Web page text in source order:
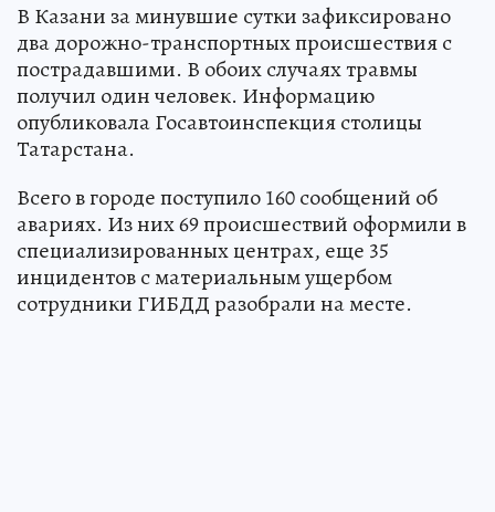
В Казани за минувшие сутки зафиксировано
два дорожно-транспортных происшествия с
пострадавшими. В обоих случаях травмы
получил один человек. Информацию
опубликовала Госавтоинспекция столицы
Татарстана.
Всего в городе поступило 160 сообщений об
авариях. Из них 69 происшествий оформили в
специализированных центрах, еще 35
инцидентов с материальным ущербом
сотрудники ГИБДД разобрали на месте.